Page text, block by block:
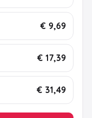
€ 9,69
€ 17,39
€ 31,49